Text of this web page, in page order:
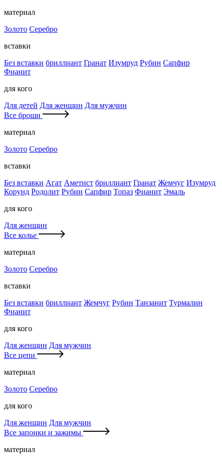
материал
Золото Серебро
вставки
Без вставки бриллиант Гранат Изумруд Рубин Сапфир
Фианит
для кого
Для детей Для женщин Для мужчин
Все броши
материал
Золото Серебро
вставки
Без вставки Агат Аметист бриллиант Гранат Жемчуг Изумруд
Корунд Родолит Рубин Сапфир Топаз Фианит Эмаль
для кого
Для женщин
Все колье
материал
Золото Серебро
вставки
Без вставки бриллиант Жемчуг Рубин Танзанит Турмалин
Фианит
для кого
Для женщин Для мужчин
Все цепи
материал
Золото Серебро
для кого
Для женщин Для мужчин
Все запонки и зажимы
материал